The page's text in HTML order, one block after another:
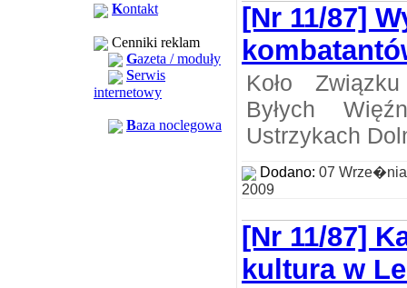
Kontakt
Cenniki reklam
Gazeta / moduły
Serwis
internetowy
Baza noclegowa
[Nr 11/87]
Koło
Byłych
Ustrzykach
Dodano: 07 Wrze�nia
2009
[Nr 11/87]
kultura w